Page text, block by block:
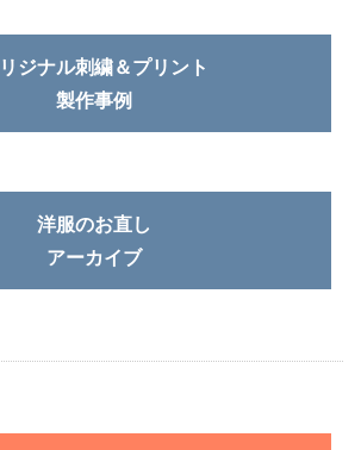
ジナル刺繍＆プリント
製作事例
洋服のお直し
アーカイブ